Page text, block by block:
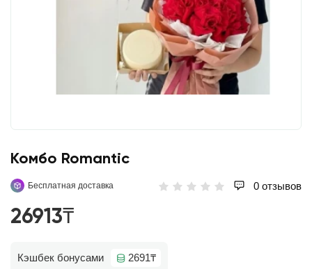
Комбо Romantic
Бесплатная доставка 0 отзывов
26913₸
Кэшбек бонусами 2691₸